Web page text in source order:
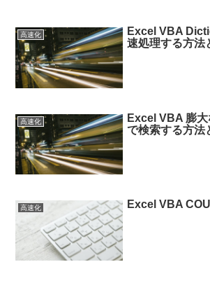
高速化
Excel VBA
速処理する方法
高速化
Excel VBA 膨
で検索する方法
高速化 Excel VBA